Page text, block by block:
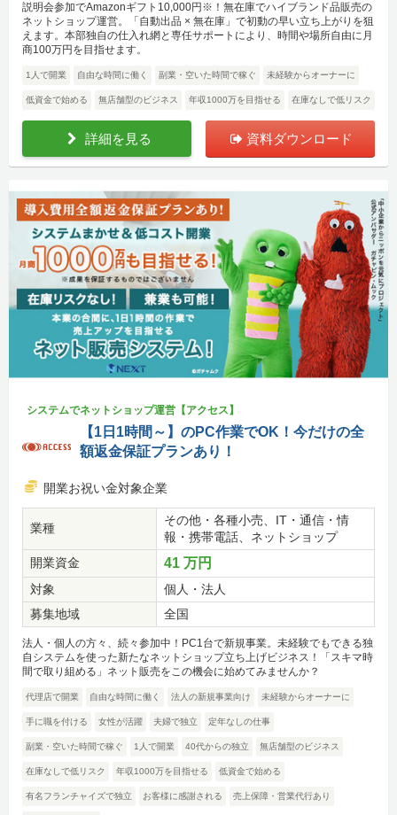
説明会参加でAmazonギフト10,000円※！無在庫でハイブランド品販売の
ネットショップ運営。「自動出品 × 無在庫」で初動の早い立ち上がりを狙
えます。本部独自の仕入れ網と専任サポートにより、時間や場所自由に月
商100万円を目指せます。
1人で開業 自由な時間に働く 副業・空いた時間で稼ぐ 未経験からオーナーに
低資金で始める 無店舗型のビジネス 年収1000万を目指せる 在庫なしで低リスク
詳細を見る 資料ダウンロード
システムでネットショップ運営【アクセス】
【1日1時間～】のPC作業でOK！今だけの全
額返金保証プランあり！
開業お祝い金対象企業
業種
その他・各種小売、IT・通信・情
報・携帯電話、ネットショップ
開業資金
41 万円
対象
個人・法人
募集地域
全国
法人・個人の方々、続々参加中！PC1台で新規事業。未経験でもできる独
自システムを使った新たなネットショップ立ち上げビジネス！「スキマ時
間で取り組める」ネット販売をこの機会に始めてみませんか？
代理店で開業 自由な時間に働く 法人の新規事業向け 未経験からオーナーに
手に職を付ける 女性が活躍 夫婦で独立 定年なしの仕事
副業・空いた時間で稼ぐ 1人で開業 40代からの独立 無店舗型のビジネス
在庫なしで低リスク 年収1000万を目指せる 低資金で始める
有名フランチャイズで独立 お客様に感謝される 売上保障・営業代行あり